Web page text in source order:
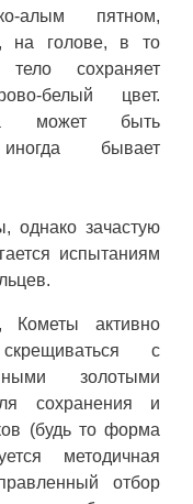
алым пятном,
на голове, в то
сохраняет
белый цвет.
может быть
бывает
однако зачастую
испытаниям
Кометы активно
с
золотыми
сохранения и
(будь то форма
методичная
отбор